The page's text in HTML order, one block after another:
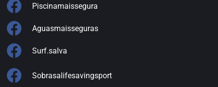
Piscinamaissegura
Aguasmaisseguras
Surf.salva
Sobrasalifesavingsport